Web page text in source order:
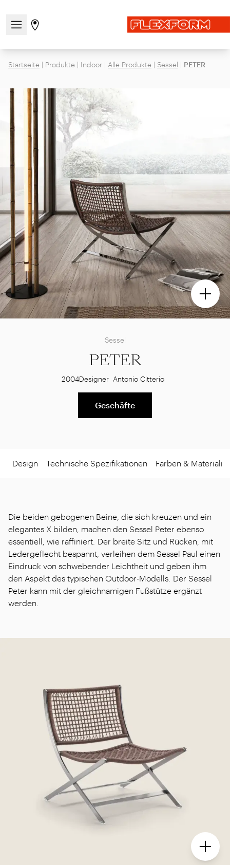
Navigationsmenü öffnen / schließen
Gehen Sie zur Store-Seite
Startseite | Produkte | Indoor | Alle Produkte | Sessel | PETER
Sessel
PETER
2004Designer Antonio Citterio
Geschäfte
Design Technische Spezifikationen Farben &
Die beiden gebogenen Beine, die sich kreuzen und ein
elegantes X bilden, machen den Sessel Peter ebenso
essentiell, wie raffiniert. Der breite Sitz und Rücken, mit
Ledergeflecht bespannt, verleihen dem Sessel Paul einen
Eindruck von schwebender Leichtheit und geben ihm
den Aspekt des typischen Outdoor-Modells. Der Sessel
Peter kann mit der gleichnamigen Fußstütze ergänzt
werden.